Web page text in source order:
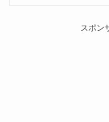
スポン